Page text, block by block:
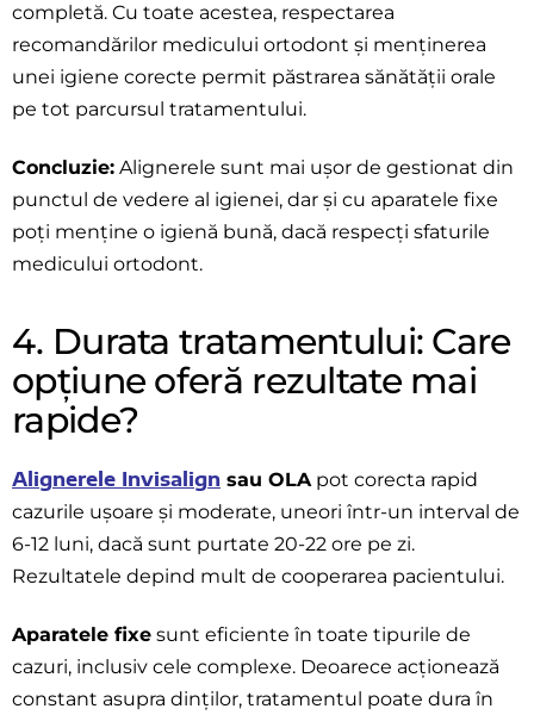
completă. Cu toate acestea, respectarea
recomandărilor medicului ortodont și menținerea
unei igiene corecte permit păstrarea sănătății orale
pe tot parcursul tratamentului.
Concluzie: Alignerele sunt mai ușor de gestionat din
punctul de vedere al igienei, dar și cu aparatele fixe
poți menține o igienă bună, dacă respecți sfaturile
medicului ortodont.
4. Durata tratamentului: Care
opțiune oferă rezultate mai
rapide?
Alignerele Invisalign sau OLA pot corecta rapid
cazurile ușoare și moderate, uneori într-un interval de
6-12 luni, dacă sunt purtate 20-22 ore pe zi.
Rezultatele depind mult de cooperarea pacientului.
Aparatele fixe sunt eficiente în toate tipurile de
cazuri, inclusiv cele complexe. Deoarece acționează
constant asupra dinților, tratamentul poate dura în